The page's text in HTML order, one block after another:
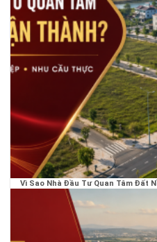
Vì Sao Nhà Đầu Tư Quan Tâm Đất